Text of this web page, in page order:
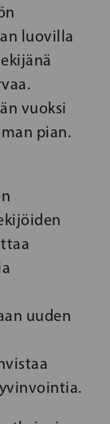
luovilla
vuoksi
pian.
uuden